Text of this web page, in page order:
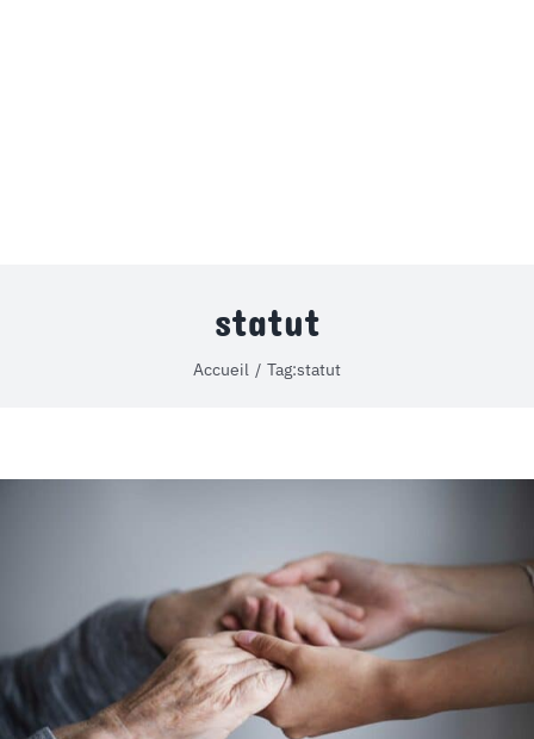
statut
Accueil Tag:statut